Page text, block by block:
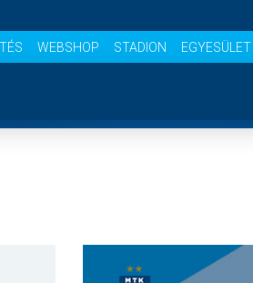
WEBSHOP STADION EGYESÜLET